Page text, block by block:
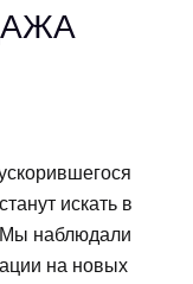
искать в
Мы наблюдали
на новых